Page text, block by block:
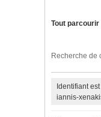
Tout parcourir
Recherche de
Identifiant
iannis-